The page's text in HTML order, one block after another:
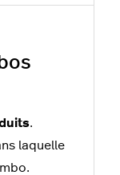
.
laquelle